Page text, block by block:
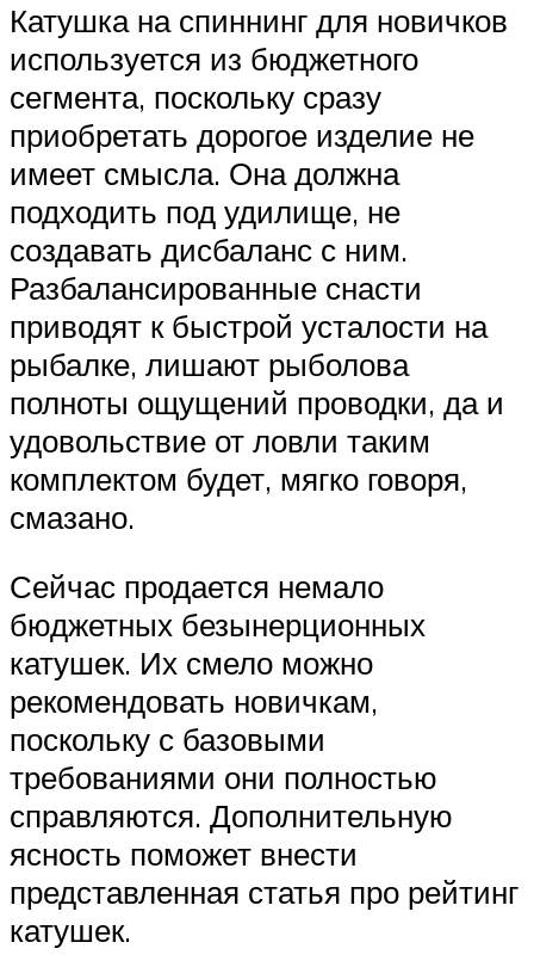
Катушка на спиннинг для новичков
используется из бюджетного
сегмента, поскольку сразу
приобретать дорогое изделие не
имеет смысла. Она должна
подходить под удилище, не
создавать дисбаланс с ним.
Разбалансированные снасти
приводят к быстрой усталости на
рыбалке, лишают рыболова
полноты ощущений проводки, да и
удовольствие от ловли таким
комплектом будет, мягко говоря,
смазано.
Сейчас продается немало
бюджетных безынерционных
катушек. Их смело можно
рекомендовать новичкам,
поскольку с базовыми
требованиями они полностью
справляются. Дополнительную
ясность поможет внести
представленная статья про рейтинг
катушек.